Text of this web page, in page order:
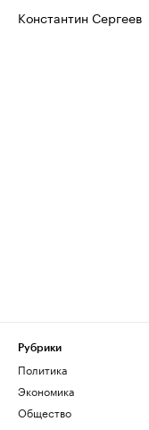
Константин Сергеев
Рубрики
Политика
Экономика
Общество